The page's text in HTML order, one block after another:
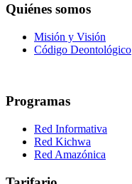
Quiénes somos
Misión y Visión
Código Deontológico
Programas
Red Informativa
Red Kichwa
Red Amazónica